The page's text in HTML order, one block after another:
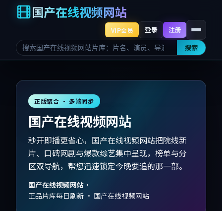
国产在线视频网站
搜索
VIP会员 登录 注册
正版聚合 · 多端同步
国产在线视频网站
秒开即播更省心，国产在线视频网站把院线新
片、口碑网剧与爆款综艺集中呈现，榜单与分
区双导航，帮您迅速锁定今晚要追的那一部。
国产在线视频网站 ·
正品片库每日刷新 · 国产在线视频网站